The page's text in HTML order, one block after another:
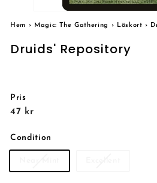
Hem › Magic: The Gathering › Löskort ›
Druids' Repository
Pris
Reguljärt
47 kr47
Condition